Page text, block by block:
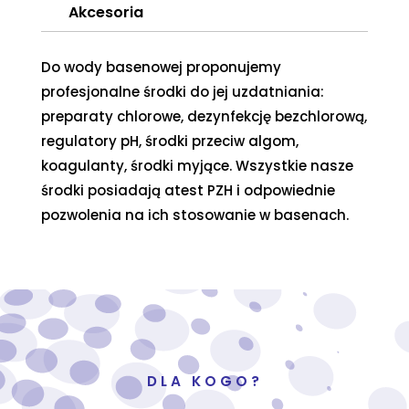
Akcesoria
Do wody basenowej proponujemy
profesjonalne środki do jej uzdatniania:
preparaty chlorowe, dezynfekcję bezchlorową,
regulatory pH, środki przeciw algom,
koagulanty, środki myjące. Wszystkie nasze
środki posiadają atest PZH i odpowiednie
pozwolenia na ich stosowanie w basenach.
DLA KOGO?